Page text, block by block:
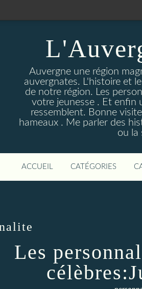
Auvergne une région
auvergnates. L'histoire et
de notre région. Les
votre jeunesse . Et enfin
ressemblent. Bonne
hameaux . Me parler des
ou la
ACCUEIL CATÉGORIES
Les